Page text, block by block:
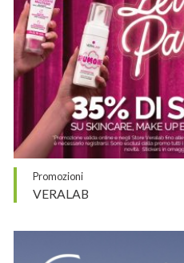
Promozioni
VERALAB